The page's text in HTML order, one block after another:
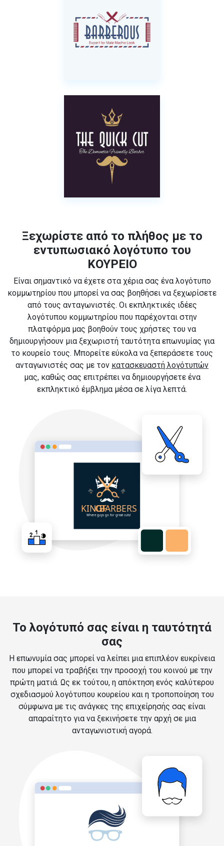
Ξεχωρίστε από το πλήθος με το
εντυπωσιακό λογότυπο του
ΚΟΥΡΕΙΟ
Είναι σημαντικό να έχετε στα χέρια σας ένα λογότυπο
κομμωτηρίου που μπορεί να σας βοηθήσει να ξεχωρίσετε
από τους ανταγωνιστές. Οι εκπληκτικές ιδέες
λογότυπου κομμωτηρίου που παρέχονται στην
πλατφόρμα μας βοηθούν τους χρήστες του να
δημιουργήσουν μια ξεχωριστή ταυτότητα επωνυμίας για
το κουρείο τους. Μπορείτε εύκολα να ξεπεράσετε τους
ανταγωνιστές σας με τον κατασκευαστή λογότυπών
μας, καθώς σας επιτρέπει να δημιουργήσετε ένα
εκπληκτικό έμβλημα μέσα σε λίγα λεπτά.
Το λογότυπό σας είναι η ταυτότητά
σας
Η επωνυμία σας μπορεί να λείπει μια επιπλέον ευκρίνεια
που μπορεί να τραβήξει την προσοχή του κοινού με την
πρώτη ματιά. Ως εκ τούτου, η απόκτηση ενός καλύτερου
σχεδιασμού λογότυπου κουρείου και η τροποποίηση του
σύμφωνα με τις ανάγκες της επιχείρησής σας είναι
απαραίτητο για να ξεκινήσετε την αρχή σε μια
ανταγωνιστική αγορά.